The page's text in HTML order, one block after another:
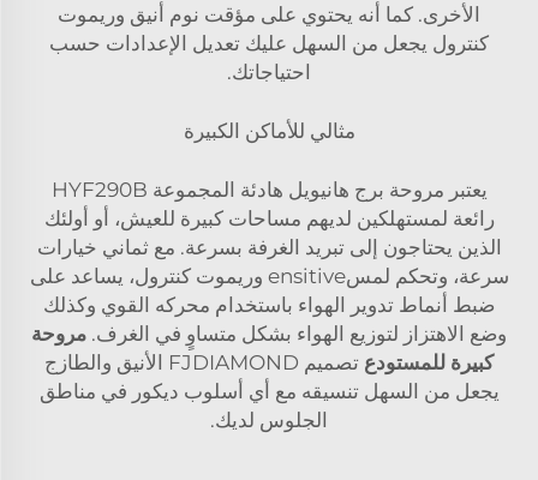
الأخرى. كما أنه يحتوي على مؤقت نوم أنيق وريموت
كنترول يجعل من السهل عليك تعديل الإعدادات حسب
احتياجاتك.
مثالي للأماكن الكبيرة
يعتبر مروحة برج هانيويل هادئة المجموعة HYF290B
رائعة لمستهلكين لديهم مساحات كبيرة للعيش، أو أولئك
الذين يحتاجون إلى تبريد الغرفة بسرعة. مع ثماني خيارات
سرعة، وتحكم لمسensitive وريموت كنترول، يساعد على
ضبط أنماط تدوير الهواء باستخدام محركه القوي وكذلك
وضع الاهتزاز لتوزيع الهواء بشكل متساوٍ في الغرف. مروحة
كبيرة للمستودع
تصميم FJDIAMOND الأنيق والطازج
يجعل من السهل تنسيقه مع أي أسلوب ديكور في مناطق
الجلوس لديك.